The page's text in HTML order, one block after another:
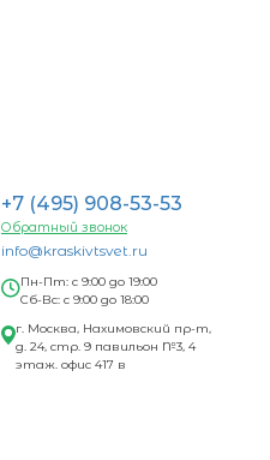
+7 (495) 908-53-53
Обратный звонок
info@kraskivtsvet.ru
Пн-Пт: с 9:00 до 19:00
Сб-Вс: с 9:00 до 18:00
г. Москва, Нахимовский пр-т,
д. 24, стр. 9 павильон №3, 4
этаж. офис 417 в